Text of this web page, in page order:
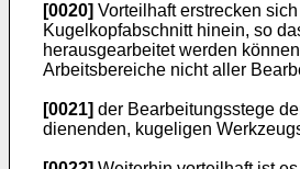
[0020] Vorteilhaft erstrecken
Kugelkopfabschnitt hinein, so
herausgearbeitet werden
Arbeitsbereiche nicht aller
[0021] der Bearbeitungsstege
dienenden, kugeligen